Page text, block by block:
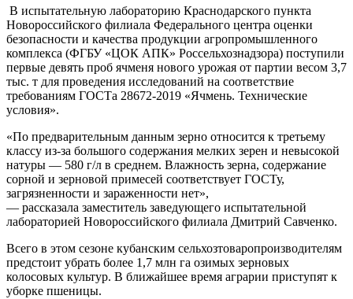
В испытательную лабораторию Краснодарского пункта
Новороссийского филиала Федерального центра оценки
безопасности и качества продукции агропромышленного
комплекса (ФГБУ «ЦОК АПК» Россельхознадзора) поступили
первые девять проб ячменя нового урожая от партии весом 3,7
тыс. т для проведения исследований на соответствие
требованиям ГОСТа 28672-2019 «Ячмень. Технические
условия».
«По предварительным данным зерно относится к третьему
классу из-за большого содержания мелких зерен и невысокой
натуры — 580 г/л в среднем. Влажность зерна, содержание
сорной и зерновой примесей соответствует ГОСТу,
загрязненности и зараженности нет»,
— рассказала заместитель заведующего испытательной
лабораторией Новороссийского филиала Дмитрий Савченко.
Всего в этом сезоне кубанским сельхозтоваропроизводителям
предстоит убрать более 1,7 млн га озимых зерновых
колосовых культур. В ближайшее время аграрии приступят к
уборке пшеницы.